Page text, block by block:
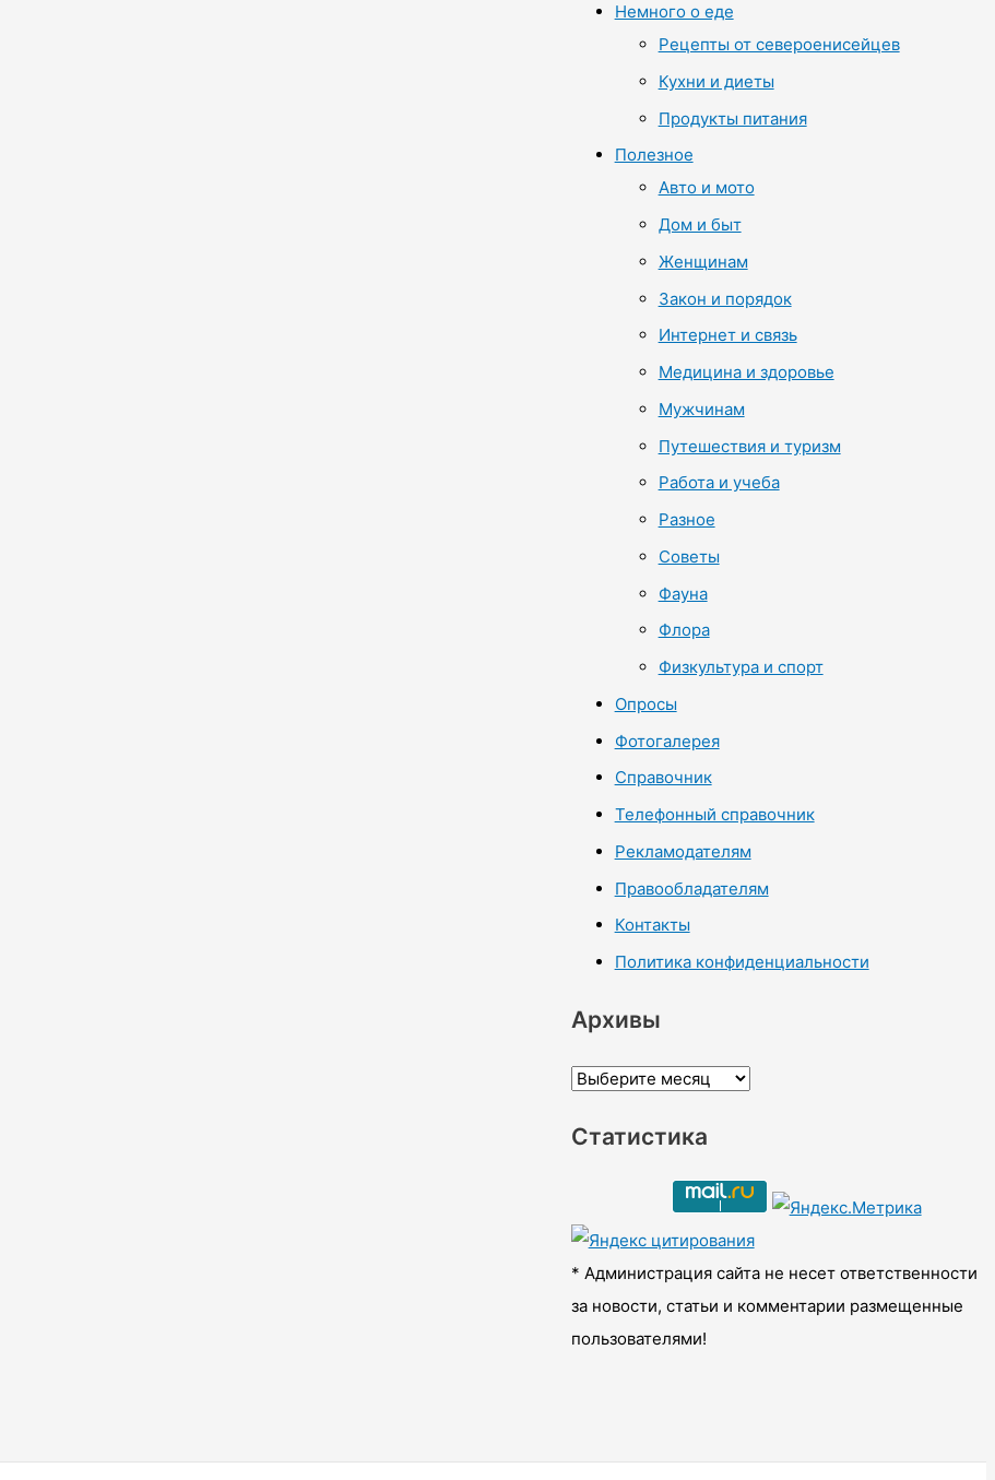
Немного о еде
Рецепты от североенисейцев
Кухни и диеты
Продукты питания
Полезное
Авто и мото
Дом и быт
Женщинам
Закон и порядок
Интернет и связь
Медицина и здоровье
Мужчинам
Путешествия и туризм
Работа и учеба
Разное
Советы
Фауна
Флора
Физкультура и спорт
Опросы
Фотогалерея
Справочник
Телефонный справочник
Рекламодателям
Правообладателям
Контакты
Политика конфиденциальности
Архивы
А
х
ы
Статистика
* Администрация сайта не несет ответственности
за новости, статьи и комментарии размещенные
пользователями!